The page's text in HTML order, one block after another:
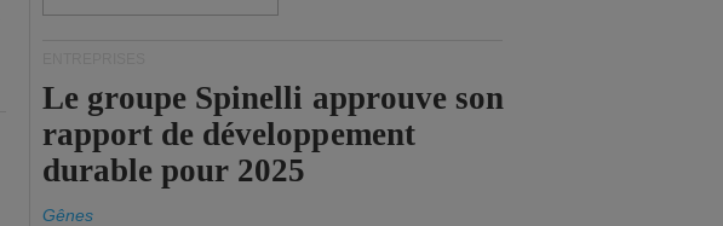
Le groupe Spinelli approuve son
rapport de développement
durable pour 2025
Gênes